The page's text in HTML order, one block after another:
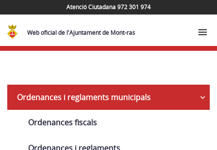
Atenció Ciutadana 972 301 974
Web oficial de l'Ajuntament de Mont-ras
Inventari
general
Ordenances i reglaments municipals
Ordenances fiscals